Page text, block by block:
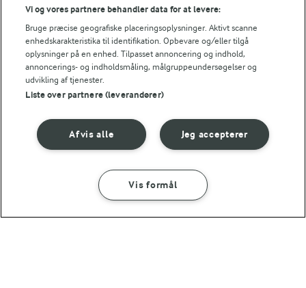
45 MIN
Karrysuppe
(56)
LAKTOSEFRI MADLAVNING
laktose
SÅDAN GØR DU INGREDIENSER
Vi og vores partnere behandler data for at levere:
Bruge præcise geografiske placeringsoplysninger. Aktivt scanne
enhedskarakteristika til identifikation. Opbevare og/eller tilgå
oplysninger på en enhed. Tilpasset annoncering og indhold,
annoncerings- og indholdsmåling, målgruppeundersøgelser og
udvikling af tjenester.
Liste over partnere (leverandører)
Jeg accepterer
Afvis alle
Vis formål